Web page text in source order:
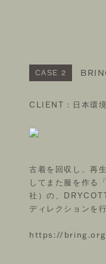
CASE 2
CLIENT：日本環
古着を回収し、再
してまた服を作る
社）の、
ディレクションを
https://